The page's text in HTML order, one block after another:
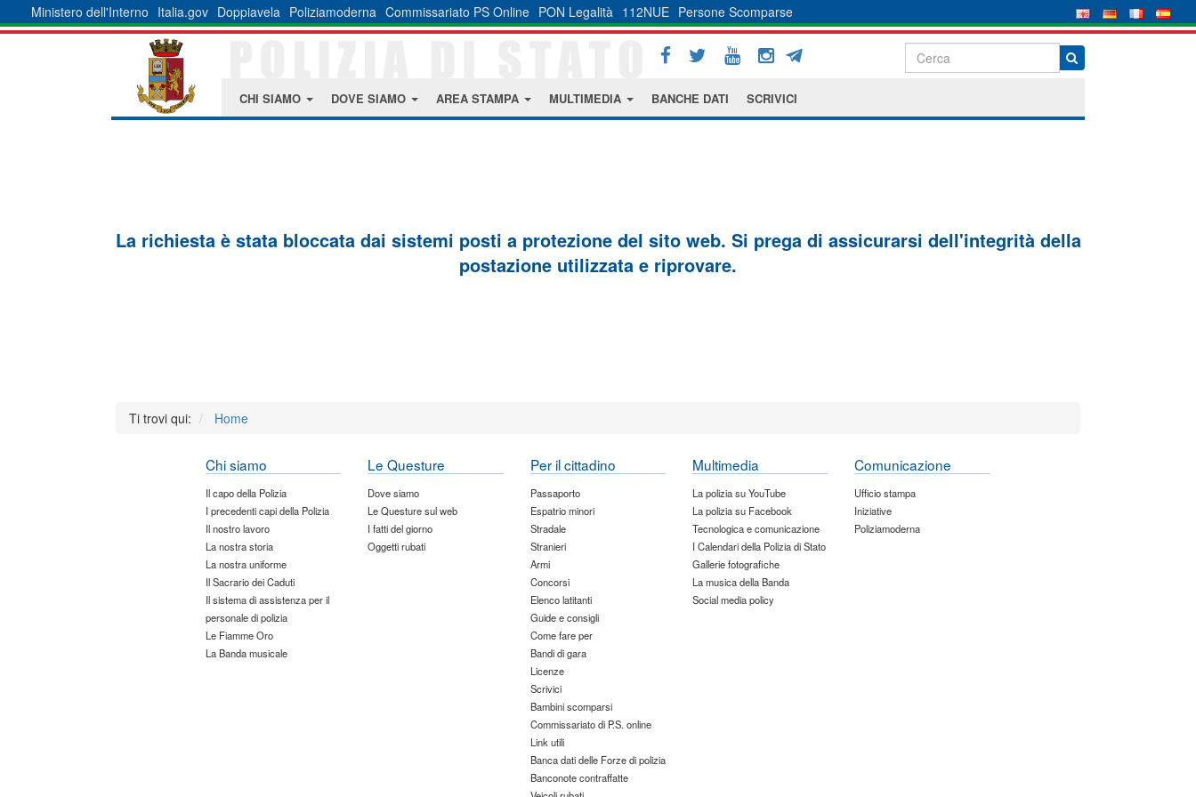
Ministero dell'Interno Italia.gov Doppiavela Poliziamoderna Commissariato PS Online PON Legalità 112NUE Persone Scomparse
CHI SIAMO DOVE SIAMO AREA STAMPA MULTIMEDIA BANCHE DATI SCRIVICI
La richiesta è stata bloccata dai sistemi posti a protezione del sito web. Si prega di assicurarsi dell'integrità della
postazione utilizzata e riprovare.
Ti trovi qui: Home
Chi siamo
Il capo della Polizia
I precedenti capi della Polizia
Il nostro lavoro
La nostra storia
La nostra uniforme
Il Sacrario dei Caduti
Il sistema di assistenza per il
personale di polizia
Le Fiamme Oro
La Banda musicale
Le Questure
Dove siamo
Le Questure sul web
I fatti del giorno
Oggetti rubati
Per il cittadino
Passaporto
Espatrio minori
Stradale
Stranieri
Armi
Concorsi
Elenco latitanti
Guide e consigli
Come fare per
Bandi di gara
Licenze
Scrivici
Bambini scomparsi
Commissariato di P.S. online
Link utili
Banca dati delle Forze di polizia
Banconote contraffatte
Multimedia
La polizia su YouTube
La polizia su Facebook
Tecnologica e comunicazione
I Calendari della Polizia di Stato
Gallerie fotografiche
La musica della Banda
Social media policy
Comunicazione
Ufficio stampa
Iniziative
Poliziamoderna